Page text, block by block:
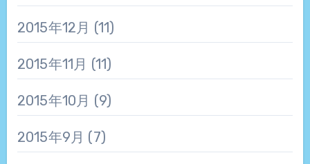
2015年12月 (11)
2015年11月 (11)
2015年10月 (9)
2015年9月 (7)